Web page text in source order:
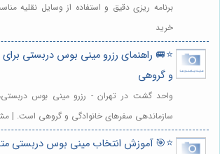
برنامه ریزی دقیق و استفاده از وسایل نقلیه
خرید
⭐️🚐 راهنمای رزرو مینی بوس دربستی
و گروهی
واحد گشت در تهران - رزرو مینی بوس دربستی،
سازماندهی سفرهای خانوادگی و گروهی است. |
⭐️🎯 آموزش انتخاب مینی بوس دربستی